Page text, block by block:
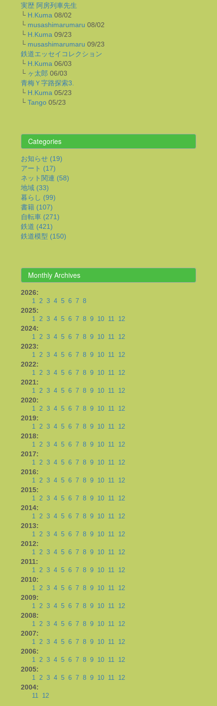
実歴 阿房列車先生
└ H.Kuma 08/02
└ musashimarumaru 08/02
└ H.Kuma 09/23
└ musashimarumaru 09/23
鉄道エッセイコレクション
└ H.Kuma 06/03
└ ヶ太郎 06/03
青梅Ｙ字路探索3.
└ H.Kuma 05/23
└ Tango 05/23
Categories
お知らせ (19)
アート (17)
ネット関連 (58)
地域 (33)
暮らし (99)
書籍 (107)
自転車 (271)
鉄道 (421)
鉄道模型 (150)
Monthly Archives
2026:
1 2 3 4 5 6 7 8
2025:
1 2 3 4 5 6 7 8 9 10 11 12
2024:
1 2 3 4 5 6 7 8 9 10 11 12
2023:
1 2 3 4 5 6 7 8 9 10 11 12
2022:
1 2 3 4 5 6 7 8 9 10 11 12
2021:
1 2 3 4 5 6 7 8 9 10 11 12
2020:
1 2 3 4 5 6 7 8 9 10 11 12
2019:
1 2 3 4 5 6 7 8 9 10 11 12
2018:
1 2 3 4 5 6 7 8 9 10 11 12
2017:
1 2 3 4 5 6 7 8 9 10 11 12
2016:
1 2 3 4 5 6 7 8 9 10 11 12
2015:
1 2 3 4 5 6 7 8 9 10 11 12
2014:
1 2 3 4 5 6 7 8 9 10 11 12
2013:
1 2 3 4 5 6 7 8 9 10 11 12
2012:
1 2 3 4 5 6 7 8 9 10 11 12
2011:
1 2 3 4 5 6 7 8 9 10 11 12
2010:
1 2 3 4 5 6 7 8 9 10 11 12
2009:
1 2 3 4 5 6 7 8 9 10 11 12
2008:
1 2 3 4 5 6 7 8 9 10 11 12
2007:
1 2 3 4 5 6 7 8 9 10 11 12
2006:
1 2 3 4 5 6 7 8 9 10 11 12
2005:
1 2 3 4 5 6 7 8 9 10 11 12
2004:
11 12